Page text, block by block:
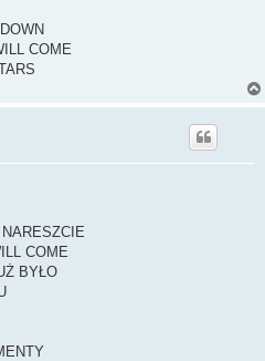
COME
COME
BYŁO